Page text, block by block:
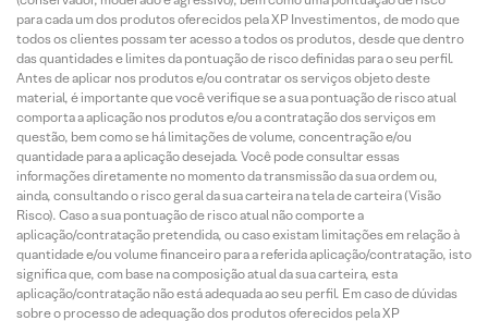
para cada um dos produtos oferecidos pela XP Investimentos, de modo que
todos os clientes possam ter acesso a todos os produtos, desde que dentro
das quantidades e limites da pontuação de risco definidas para o seu perfil.
Antes de aplicar nos produtos e/ou contratar os serviços objeto deste
material, é importante que você verifique se a sua pontuação de risco atual
comporta a aplicação nos produtos e/ou a contratação dos serviços em
questão, bem como se há limitações de volume, concentração e/ou
quantidade para a aplicação desejada. Você pode consultar essas
informações diretamente no momento da transmissão da sua ordem ou,
ainda, consultando o risco geral da sua carteira na tela de carteira (Visão
Risco). Caso a sua pontuação de risco atual não comporte a
aplicação/contratação pretendida, ou caso existam limitações em relação à
quantidade e/ou volume financeiro para a referida aplicação/contratação, isto
significa que, com base na composição atual da sua carteira, esta
aplicação/contratação não está adequada ao seu perfil. Em caso de dúvidas
sobre o processo de adequação dos produtos oferecidos pela XP